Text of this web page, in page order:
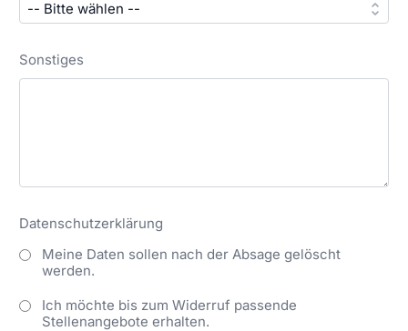
Sonstiges
Datenschutzerklärung
Meine Daten sollen nach der Absage gelöscht
werden.
Ich möchte bis zum Widerruf passende
Stellenangebote erhalten.